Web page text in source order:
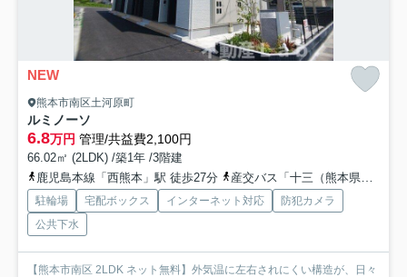
NEW
熊本市南区土河原町
ルミノーソ
6.8万円 管理/共益費2,100円
66.02㎡ (2LDK) /築1年 /3階建
鹿児島本線「西熊本」駅 徒歩27分
産交バス「十三（熊本県）」バス停下車 徒歩6分
駐輪場 宅配ボックス インターネット対応
防犯カメラ
公共下水
【熊本市南区 2LDK ネット無料】外気温に左右されにくい構造が、日々